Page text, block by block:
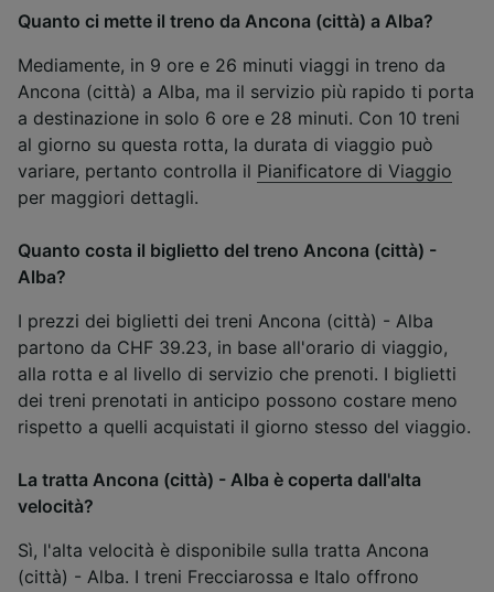
Quanto ci mette il treno da Ancona (città) a Alba?
Mediamente, in 9 ore e 26 minuti viaggi in treno da
Ancona (città) a Alba, ma il servizio più rapido ti porta
a destinazione in solo 6 ore e 28 minuti. Con 10 treni
al giorno su questa rotta, la durata di viaggio può
variare, pertanto controlla il Pianificatore di Viaggio
per maggiori dettagli.
Quanto costa il biglietto del treno Ancona (città) -
Alba?
I prezzi dei biglietti dei treni Ancona (città) - Alba
partono da CHF 39.23, in base all'orario di viaggio,
alla rotta e al livello di servizio che prenoti. I biglietti
dei treni prenotati in anticipo possono costare meno
rispetto a quelli acquistati il giorno stesso del viaggio.
La tratta Ancona (città) - Alba è coperta dall'alta
velocità?
Sì, l'alta velocità è disponibile sulla tratta Ancona
(città) - Alba. I treni Frecciarossa e Italo offrono